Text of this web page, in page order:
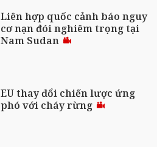
Liên hợp quốc cảnh báo nguy
cơ nạn đói nghiêm trọng tại
Nam Sudan
EU thay đổi chiến lược ứng
phó với cháy rừng